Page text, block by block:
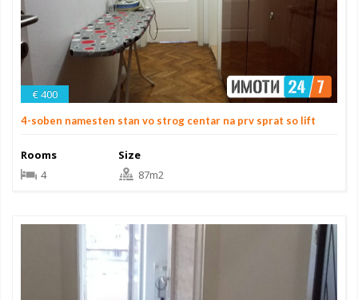
€ 400
4-soben namesten stan vo strog centar na prv sprat so lift
Rooms
4
Size
87m2